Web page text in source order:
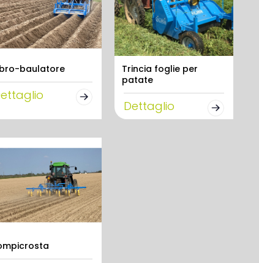
baulatore
Trincia foglie per
patate
Dettaglio